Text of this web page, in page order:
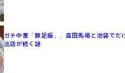
ガチ中華「豚足飯」、高田馬場と池袋でだ
出店が続く謎